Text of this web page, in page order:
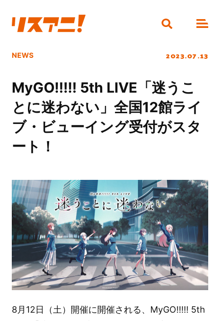
NEWS 2023.07.13
MyGO!!!!! 5th LIVE「迷うこ
とに迷わない」全国12館ライ
ブ・ビューイング受付がスタ
ート！
8月12日（土）開催に開催される、MyGO!!!!! 5th